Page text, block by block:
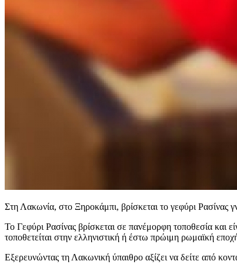
Στη Λακωνία, στο Ξηροκάμπι, βρίσκεται το γεφύρι Ρασίνας
Το Γεφύρι Ρασίνας βρίσκεται σε πανέμορφη τοποθεσία και
τοποθετείται στην ελληνιστική ή έστω πρώιμη ρωμαϊκή
Εξερευνώντας τη Λακωνική ύπαιθρο αξίζει να δείτε από